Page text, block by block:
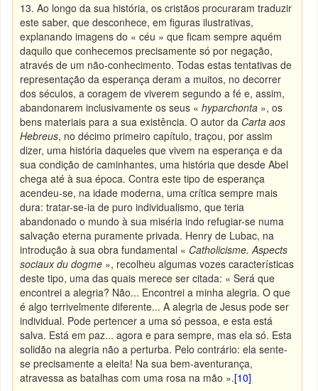
13. Ao longo da sua história, os cristãos procuraram traduzir
este saber, que desconhece, em figuras ilustrativas,
explanando imagens do « céu » que ficam sempre aquém
daquilo que conhecemos precisamente só por negação,
através de um não-conhecimento. Todas estas tentativas de
representação da esperança deram a muitos, no decorrer
dos séculos, a coragem de viverem segundo a fé e, assim,
abandonarem inclusivamente os seus «hyparchonta », os
bens materiais para a sua existência. O autor da Carta aos
Hebreus, no décimo primeiro capítulo, traçou, por assim
dizer, uma história daqueles que vivem na esperança e da
sua condição de caminhantes, uma história que desde Abel
chega até à sua época. Contra este tipo de esperança
acendeu-se, na idade moderna, uma crítica sempre mais
dura: tratar-se-ia de puro individualismo, que teria
abandonado o mundo à sua miséria indo refugiar-se numa
salvação eterna puramente privada. Henry de Lubac, na
introdução à sua obra fundamental « Catholicisme. Aspects
sociaux du dogme », recolheu algumas vozes características
deste tipo, uma das quais merece ser citada: « Será que
encontrei a alegria? Não... Encontrei a minha alegria. O que
é algo terrivelmente diferente... A alegria de Jesus pode ser
individual. Pode pertencer a uma só pessoa, e esta está
salva. Está em paz... agora e para sempre, mas ela só. Esta
solidão na alegria não a perturba. Pelo contrário: ela sente-
se precisamente a eleita! Na sua bem-aventurança,
atravessa as batalhas com uma rosa na mão ».[10]